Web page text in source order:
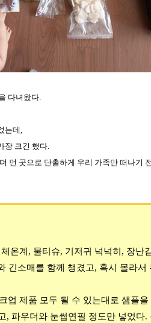
다녀왔다.
는데,
장 크긴 했다.
먼 곳으로 단촐하게 우리 가족만 떠나기
온계, 물티슈, 기저귀 넉넉히, 장난
긴소매를 함께 챙겼고, 혹시 몰라서
제품 모두 될 수 있는대로 샘플을
파우더와 눈썹연필 정도만 넣었다